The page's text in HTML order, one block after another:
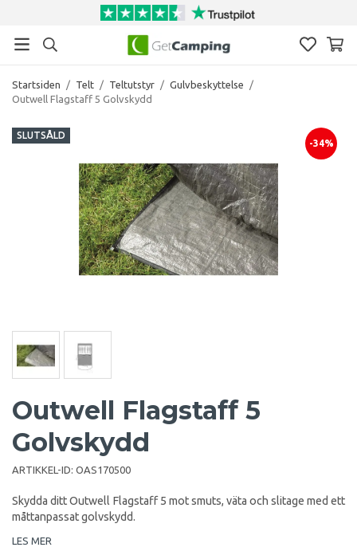
Startsiden / Telt / Teltutstyr / Gulvbeskyttelse
/
Outwell Flagstaff 5 Golvskydd
SLUTSÅLD
-34%
Outwell Flagstaff 5
Golvskydd
ARTIKKEL-ID: OAS170500
Skydda ditt Outwell Flagstaff 5 mot smuts, väta och slitage med ett
måttanpassat golvskydd.
LES MER